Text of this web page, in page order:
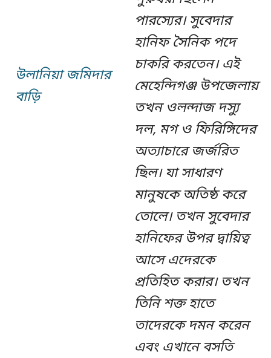
উলানিয়া জমিদার
বাড়ি
পারস্যের। সুবেদার
হানিফ সৈনিক পদে
চাকরি করতেন। এই
মেহেন্দিগঞ্জ উপজেলায়
তখন ওলন্দাজ দস্যু
দল, মগ ও ফিরিঙ্গিদের
অত্যাচারে জর্জরিত
ছিল। যা সাধারণ
মানুষকে অতিষ্ঠ করে
তোলে। তখন সুবেদার
হানিফের উপর দ্বায়িত্ব
আসে এদেরকে
প্রতিহিত করার। তখন
তিনি শক্ত হাতে
তাদেরকে দমন করেন
এবং এখানে বসতি